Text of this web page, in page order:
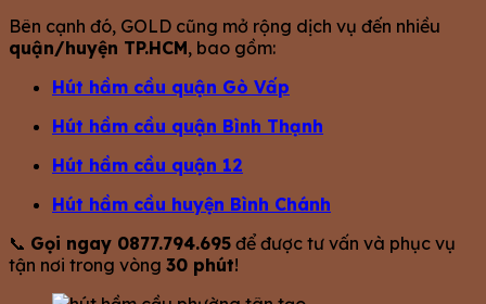
Bên cạnh đó, GOLD cũng mở rộng dịch vụ đến nhiều
quận/huyện TP.HCM, bao gồm:
Hút hầm cầu quận Gò Vấp
Hút hầm cầu quận Bình Thạnh
Hút hầm cầu quận 12
Hút hầm cầu huyện Bình Chánh
📞 Gọi ngay 0877.794.695 để được tư vấn và phục vụ
tận nơi trong vòng 30 phút!